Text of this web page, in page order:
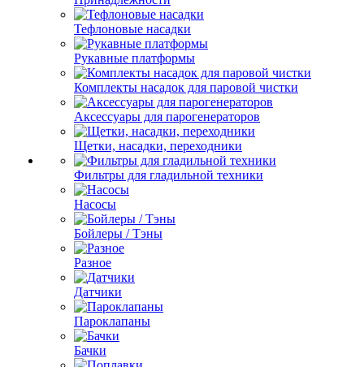
Тефлоновые насадки
Рукавные платформы
Комплекты насадок для паровой чистки
Аксессуары для парогенераторов
Щетки, насадки, переходники
Фильтры для гладильной техники
Насосы
Бойлеры / Тэны
Разное
Датчики
Пароклапаны
Бачки